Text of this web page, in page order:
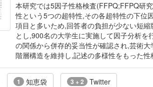
本研究では5因子性格検査(FFPQ;FFPQ研
性という5つの超特性,その各超特性の下位
項目と多いため,回答者の負担が少ない短
とし,900名の大学生に実施して因子分析
の関係から併存的妥当性が確認され,芸術
階層構造を維持し,記述の多様性をもった
1 知恵袋 3 + 2 Twitter